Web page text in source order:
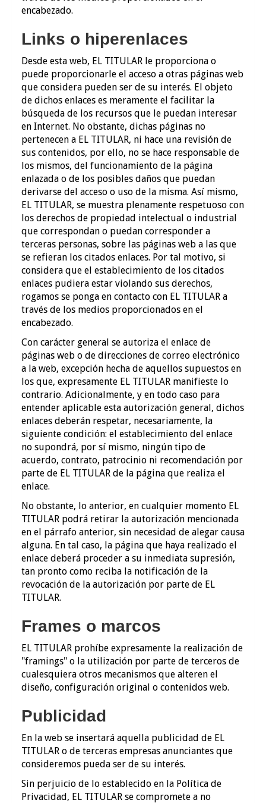
encabezado.
Links o hiperenlaces
Desde esta web, EL TITULAR le proporciona o
puede proporcionarle el acceso a otras páginas web
que considera pueden ser de su interés. El objeto
de dichos enlaces es meramente el facilitar la
búsqueda de los recursos que le puedan interesar
en Internet. No obstante, dichas páginas no
pertenecen a EL TITULAR, ni hace una revisión de
sus contenidos, por ello, no se hace responsable de
los mismos, del funcionamiento de la página
enlazada o de los posibles daños que puedan
derivarse del acceso o uso de la misma. Así mismo,
EL TITULAR, se muestra plenamente respetuoso con
los derechos de propiedad intelectual o industrial
que correspondan o puedan corresponder a
terceras personas, sobre las páginas web a las que
se refieran los citados enlaces. Por tal motivo, si
considera que el establecimiento de los citados
enlaces pudiera estar violando sus derechos,
rogamos se ponga en contacto con EL TITULAR a
través de los medios proporcionados en el
encabezado.
Con carácter general se autoriza el enlace de
páginas web o de direcciones de correo electrónico
a la web, excepción hecha de aquellos supuestos en
los que, expresamente EL TITULAR manifieste lo
contrario. Adicionalmente, y en todo caso para
entender aplicable esta autorización general, dichos
enlaces deberán respetar, necesariamente, la
siguiente condición: el establecimiento del enlace
no supondrá, por sí mismo, ningún tipo de
acuerdo, contrato, patrocinio ni recomendación por
parte de EL TITULAR de la página que realiza el
enlace.
No obstante, lo anterior, en cualquier momento EL
TITULAR podrá retirar la autorización mencionada
en el párrafo anterior, sin necesidad de alegar causa
alguna. En tal caso, la página que haya realizado el
enlace deberá proceder a su inmediata supresión,
tan pronto como reciba la notificación de la
revocación de la autorización por parte de EL
TITULAR.
Frames o marcos
EL TITULAR prohíbe expresamente la realización de
"framings" o la utilización por parte de terceros de
cualesquiera otros mecanismos que alteren el
diseño, configuración original o contenidos web.
Publicidad
En la web se insertará aquella publicidad de EL
TITULAR o de terceras empresas anunciantes que
consideremos pueda ser de su interés.
Sin perjuicio de lo establecido en la Política de
Privacidad, EL TITULAR se compromete a no